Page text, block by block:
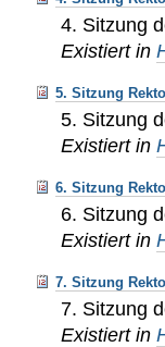
4. Sitzung
Existiert in
5. Sitzung
5. Sitzung
Existiert in
6. Sitzung
6. Sitzung
Existiert in
7. Sitzung
7. Sitzung
Existiert in